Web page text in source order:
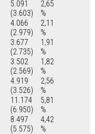
5.091
(3.603)
2,65
%
4.066
(2.979)
2,11
%
3.677
(2.735)
1,91
%
3.502
(2.569)
1,82
%
4.919
(3.526)
2,56
%
11.174
(6.950)
5,81
%
8.497
(5.575)
4,42
%